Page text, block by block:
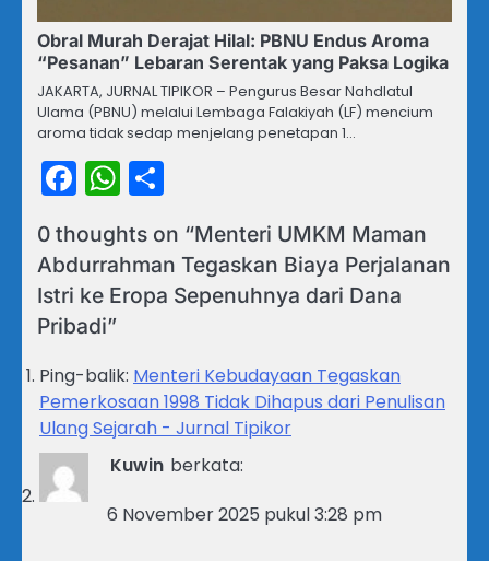
Obral Murah Derajat Hilal: PBNU Endus Aroma
“Pesanan” Lebaran Serentak yang Paksa Logika
JAKARTA, JURNAL TIPIKOR – Pengurus Besar Nahdlatul
Ulama (PBNU) melalui Lembaga Falakiyah (LF) mencium
aroma tidak sedap menjelang penetapan 1…
Facebook
WhatsApp
0 thoughts on “Menteri UMKM Maman
Abdurrahman Tegaskan Biaya Perjalanan
Istri ke Eropa Sepenuhnya dari Dana
Pribadi”
Ping-balik: Menteri Kebudayaan Tegaskan
Pemerkosaan 1998 Tidak Dihapus dari Penulisan
Ulang Sejarah - Jurnal Tipikor
Kuwin berkata:
6 November 2025 pukul 3:28 pm